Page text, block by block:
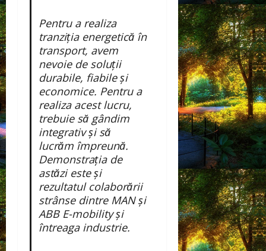
Pentru a realiza
tranziția energetică în
transport, avem
nevoie de soluții
durabile, fiabile și
economice. Pentru a
realiza acest lucru,
trebuie să gândim
integrativ și să
lucrăm împreună.
Demonstrația de
astăzi este și
rezultatul colaborării
strânse dintre MAN și
ABB E-mobility și
întreaga industrie.